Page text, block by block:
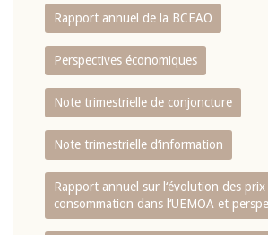
Rapport annuel de la BCEAO
Perspectives économiques
Note trimestrielle de conjoncture
Note trimestrielle d‘information
Rapport annuel sur l‘évolution des prix
consommation dans l‘UEMOA et